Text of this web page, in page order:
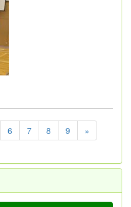
6 7 8 9 »